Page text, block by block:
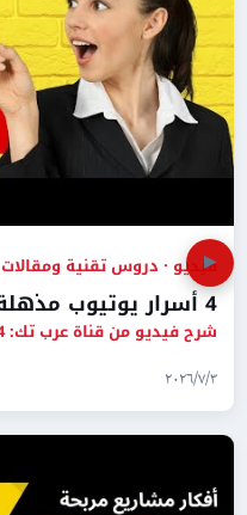
▶
فيديو · دروس تقنية ومقالات
4 أسرار يوتيوب مذهلة لاتعرفها
شرح فيديو من قناة عرب تك: 4 أسرار يوتيوب مذهلة لاتعرفها
٣‏/٧‏/٢٠٢٦